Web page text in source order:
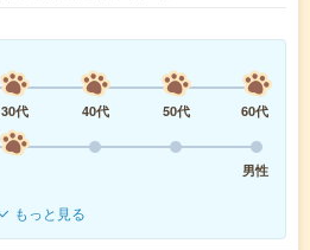
30代 40代 50代
60代
男性
もっと見る